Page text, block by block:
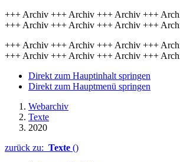
+++ Archiv +++ Archiv +++ Archiv +++
+++ Archiv +++ Archiv +++ Archiv +++
+++ Archiv +++ Archiv +++ Archiv +++
+++ Archiv +++ Archiv +++ Archiv +++
Direkt zum Hauptinhalt springen
Direkt zum Hauptmenü springen
Webarchiv
Texte
2020
zurück zu: Texte ()